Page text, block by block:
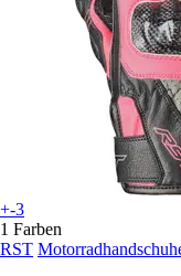
+-3
1 Farben
RST